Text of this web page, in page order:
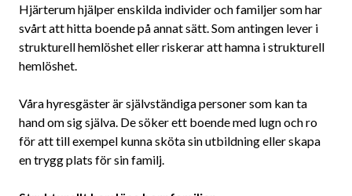
Hjärterum hjälper enskilda individer och familjer som har
svårt att hitta boende på annat sätt. Som antingen lever i
strukturell hemlöshet eller riskerar att hamna i strukturell
hemlöshet.
Våra hyresgäster är självständiga personer som kan ta
hand om sig själva. De söker ett boende med lugn och ro
för att till exempel kunna sköta sin utbildning eller skapa
en trygg plats för sin familj.